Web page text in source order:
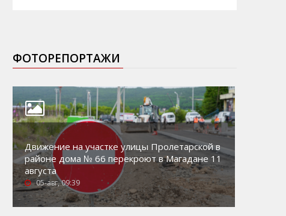
ФОТОРЕПОРТАЖИ
Движение на участке улицы Пролетарской в
районе дома № 66 перекроют в Магадане 11
августа
05-авг, 09:39